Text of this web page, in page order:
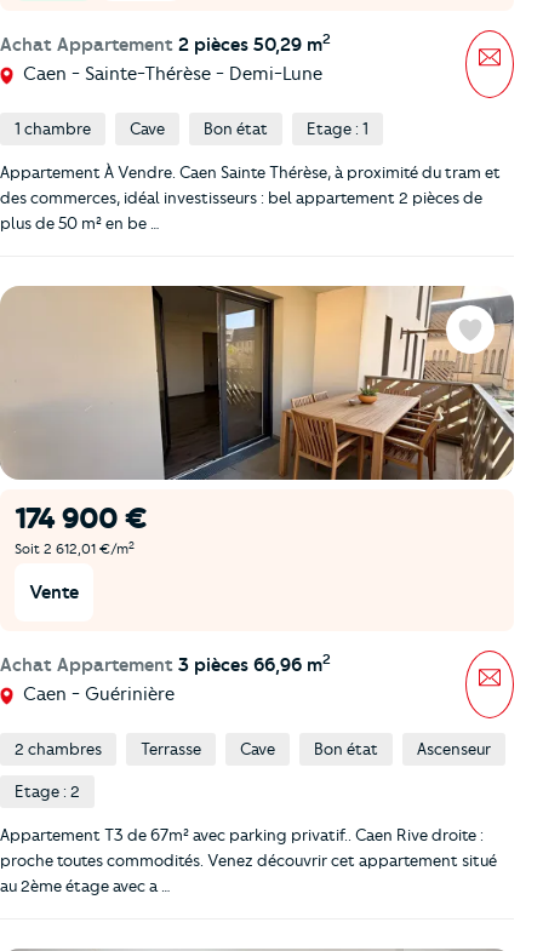
Achat Appartement 2 pièces 50,29 m2
Caen - Sainte-Thérèse - Demi-Lune
1 chambre Cave Bon état Etage : 1
Appartement À Vendre. Caen Sainte Thérèse, à proximité du tram et
des commerces, idéal investisseurs : bel appartement 2 pièces de
plus de 50 m² en be …
174 900 €
Soit 2 612,01 €/m2
Vente
Achat Appartement 3 pièces 66,96 m2
Caen - Guérinière
Favoris
2 chambres Terrasse Cave Bon état Ascenseur
Etage : 2
Appartement T3 de 67m² avec parking privatif.. Caen Rive droite :
proche toutes commodités. Venez découvrir cet appartement situé
au 2ème étage avec a …